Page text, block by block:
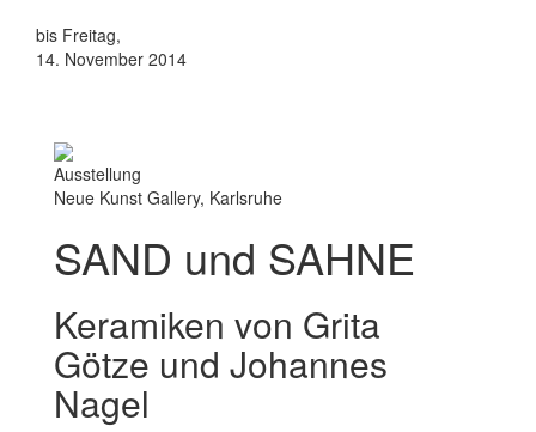
bis Freitag,
14. November 2014
Ausstellung
Neue Kunst Gallery, Karlsruhe
SAND und SAHNE
Keramiken von Grita
Götze und Johannes
Nagel